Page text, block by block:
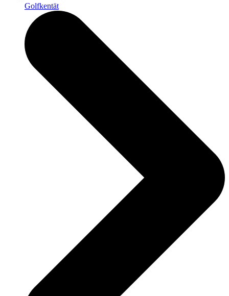
Golfkentät